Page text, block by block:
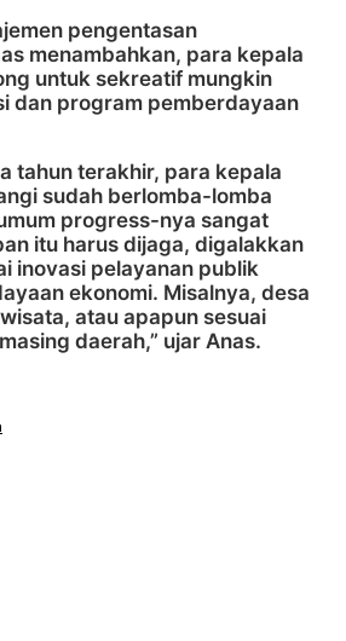
pengentasan
menambahkan, para kepala
untuk sekreatif mungkin
dan program pemberdayaan
tahun terakhir, para kepala
sudah berlomba-lomba
progress-nya sangat
itu harus dijaga, digalakkan
inovasi pelayanan publik
ekonomi. Misalnya, desa
atau apapun sesuai
daerah,” ujar Anas.